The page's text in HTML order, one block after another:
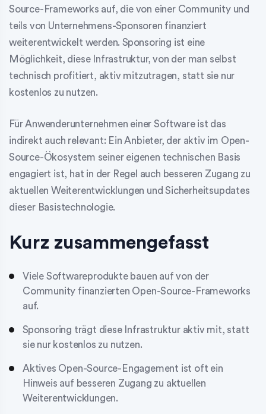
Source-Frameworks auf, die von einer Community und
teils von Unternehmens-Sponsoren finanziert
weiterentwickelt werden. Sponsoring ist eine
Möglichkeit, diese Infrastruktur, von der man selbst
technisch profitiert, aktiv mitzutragen, statt sie nur
kostenlos zu nutzen.
Für Anwenderunternehmen einer Software ist das
indirekt auch relevant: Ein Anbieter, der aktiv im Open-
Source-Ökosystem seiner eigenen technischen Basis
engagiert ist, hat in der Regel auch besseren Zugang zu
aktuellen Weiterentwicklungen und Sicherheitsupdates
dieser Basistechnologie.
Kurz zusammengefasst
Viele Softwareprodukte bauen auf von der
Community finanzierten Open-Source-Frameworks
auf.
Sponsoring trägt diese Infrastruktur aktiv mit, statt
sie nur kostenlos zu nutzen.
Aktives Open-Source-Engagement ist oft ein
Hinweis auf besseren Zugang zu aktuellen
Weiterentwicklungen.